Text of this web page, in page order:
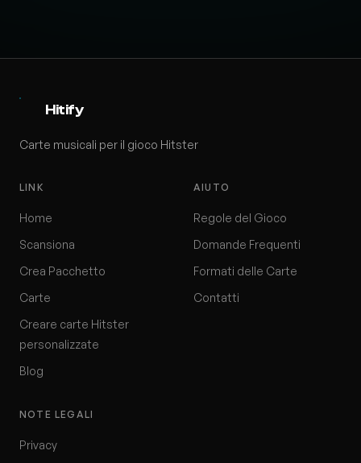
Hitify
Carte musicali per il gioco Hitster
LINK
Home
Scansiona
Crea Pacchetto
Carte
Creare carte Hitster
personalizzate
Blog
AIUTO
Regole del Gioco
Domande Frequenti
Formati delle Carte
Contatti
NOTE LEGALI
Privacy